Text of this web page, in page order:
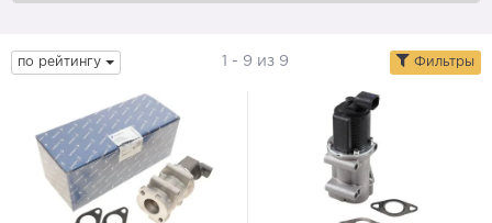
по рейтингу 1 - 9 из 9 Фильтры